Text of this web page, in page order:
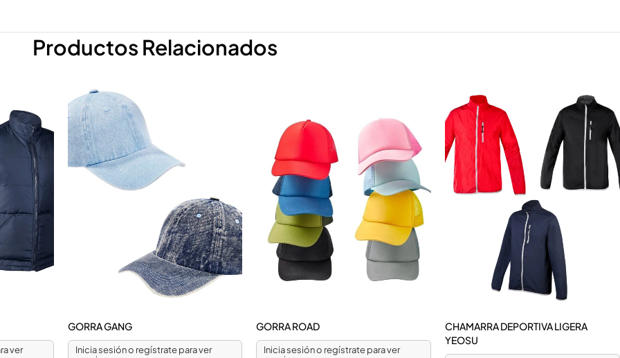
Productos Relacionados
ver
GORRA GANG
Inicia sesión o regístrate para ver
GORRA ROAD
Inicia sesión o regístrate para ver
CHAMARRA DEPORTIVA LIGERA
YEOSU